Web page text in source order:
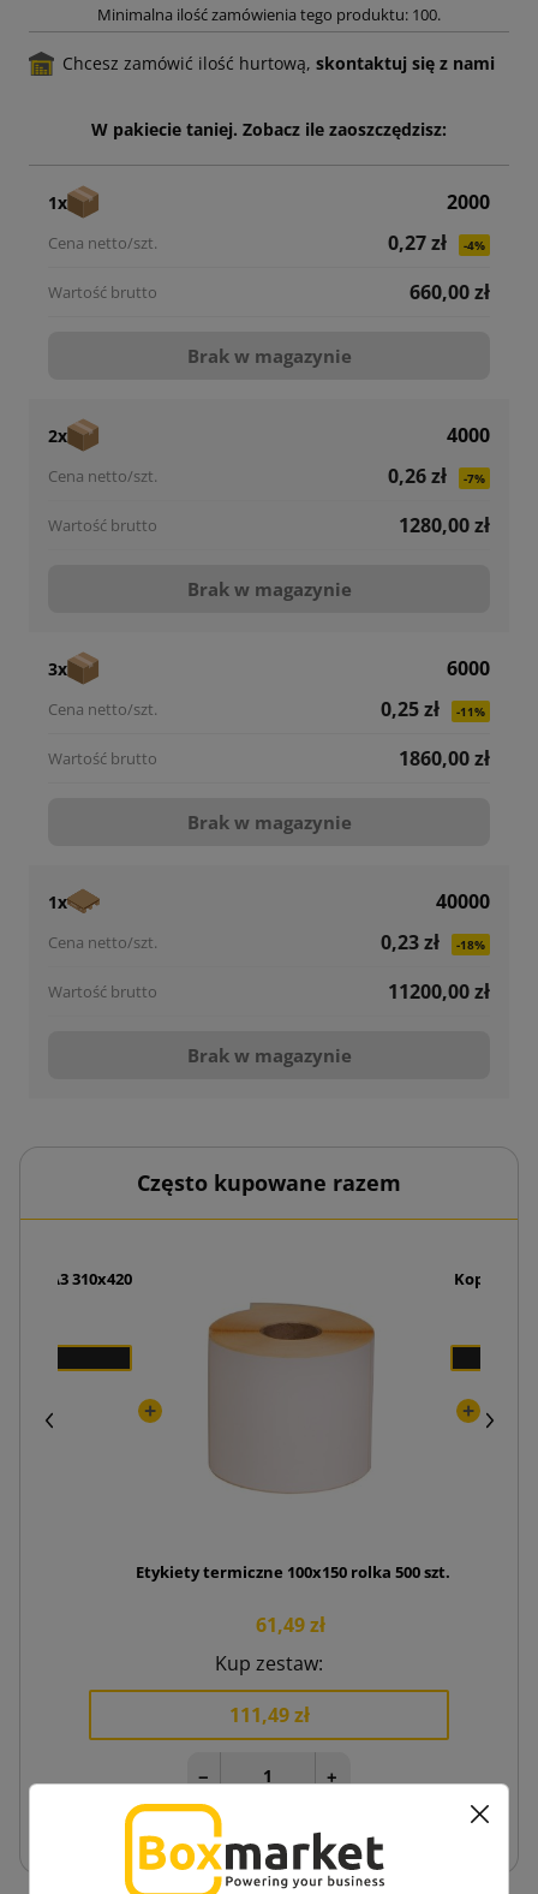
Minimalna ilość zamówienia tego produktu: 100.
Chcesz zamówić ilość hurtową, skontaktuj się z nami
W pakiecie taniej. Zobacz ile zaoszczędzisz:
1x
2000
0,27 zł
-4%
660,00 zł
Brak w magazynie
2x
4000
0,26 zł
-7%
1280,00 zł
Brak w magazynie
3x
6000
0,25 zł
-11%
1860,00 zł
Brak w magazynie
1x
40000
0,23 zł
-18%
11200,00 zł
Brak w magazynie
Często kupowane razem
A3 310x420
Etykiety termiczne 100x150 rolka 500 szt.
61,49 zł
Koperty
Kup zestaw:
111,49 zł
− +
Dodaj do koszyka